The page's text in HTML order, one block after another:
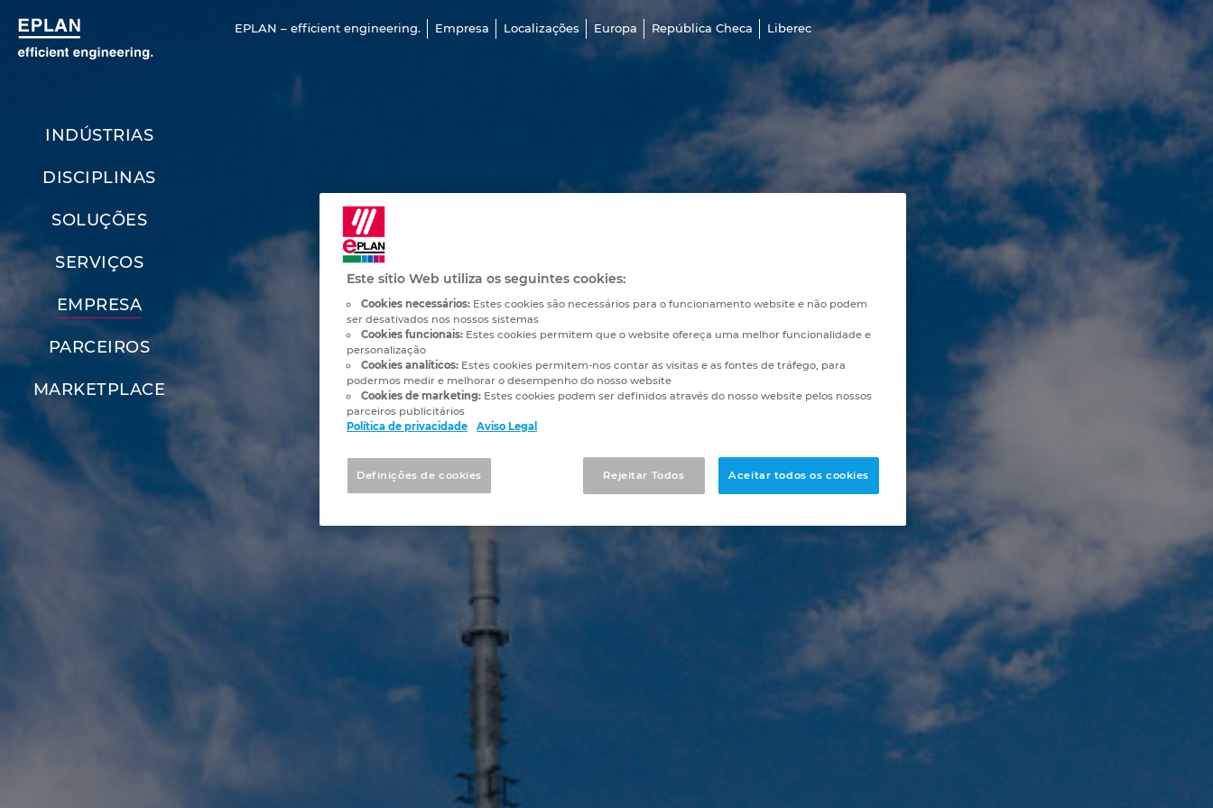
EPLAN – efficient engineering. Empresa Localizações Europa República Checa Liberec
INDÚSTRIAS
DISCIPLINAS
SOLUÇÕES
SERVIÇOS
EMPRESA
PARCEIROS
MARKETPLACE
Este sítio Web utiliza os seguintes cookies:
Cookies necessários: Estes cookies são necessários para o funcionamento website e não podem
ser desativados nos nossos sistemas
Cookies funcionais: Estes cookies permitem que o website ofereça uma melhor funcionalidade e
personalização
Cookies analíticos: Estes cookies permitem-nos contar as visitas e as fontes de tráfego, para
podermos medir e melhorar o desempenho do nosso website
Cookies de marketing: Estes cookies podem ser definidos através do nosso website pelos nossos
parceiros publicitários
Política de privacidade
Aviso Legal
Rejeitar Todos Aceitar todos os cookies
Definições de cookies